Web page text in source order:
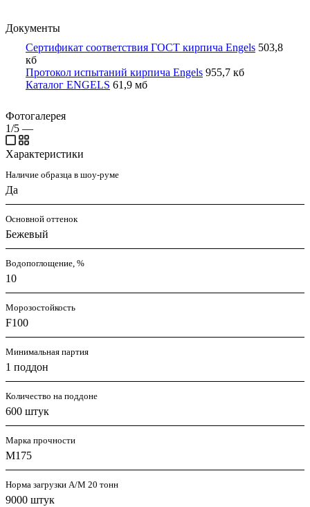
Документы
Сертификат соответствия ГОСТ кирпича Engels 503,8
кб
Протокол испытаний кирпича Engels 955,7 кб
Каталог ENGELS 61,9 мб
Фотогалерея
1/5 —
Характеристики
Наличие образца в шоу-руме
Да
Основной оттенок
Бежевый
Водопоглощение, %
10
Морозостойкость
F100
Минимальная партия
1 поддон
Количество на поддоне
600 штук
Марка прочности
M175
Норма загрузки А/М 20 тонн
9000 штук